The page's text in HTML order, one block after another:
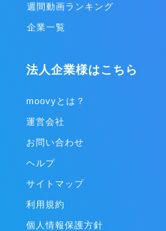
週間動画ランキング
企業一覧
法人企業様はこちら
moovyとは？
運営会社
お問い合わせ
ヘルプ
サイトマップ
利用規約
個人情報保護方針